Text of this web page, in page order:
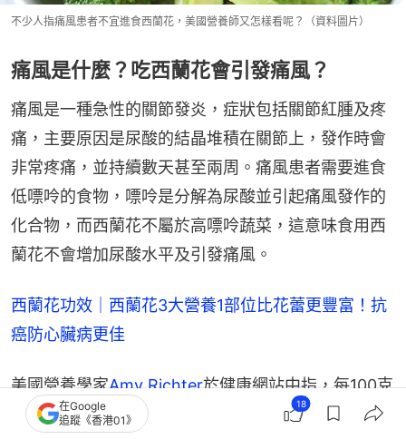
不少人指痛風患者不宜進食西蘭花，美國營養師又怎樣看呢？（資料圖片）
痛風是什麼？吃西蘭花會引發痛風？
痛風是一種急性的關節發炎，症狀包括關節紅腫及疼
痛，主要原因是尿酸的結晶堆積在關節上，發作時會
非常疼痛，並持續數天甚至兩周。痛風患者需要進食
低嘌呤的食物，嘌呤是分解為尿酸並引起痛風發作的
化合物，而西蘭花不屬於高嘌呤蔬菜，這意味食用西
蘭花不會增加尿酸水平及引發痛風。
西蘭花功效｜西蘭花3大營養1部位比花蕾更豐富！抗
癌防心臟病更佳
美國營養學家Amy Richter於健康網站中指，每100克
西蘭花的嘌呤含量為50至100毫克，屬於低嘌呤食物
在Google
追蹤《香港01》
18